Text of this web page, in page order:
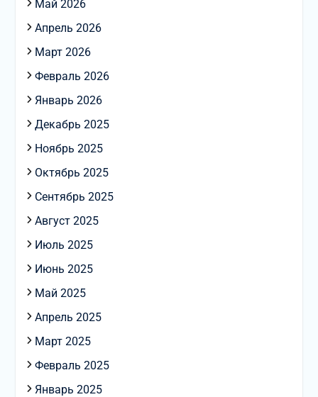
Май 2026
Апрель 2026
Март 2026
Февраль 2026
Январь 2026
Декабрь 2025
Ноябрь 2025
Октябрь 2025
Сентябрь 2025
Август 2025
Июль 2025
Июнь 2025
Май 2025
Апрель 2025
Март 2025
Февраль 2025
Январь 2025